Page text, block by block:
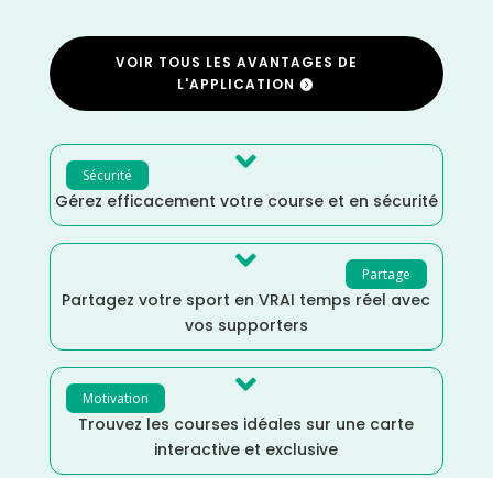
VOIR TOUS LES AVANTAGES DE
L'APPLICATION
Sécurité 
Gérez efficacement votre course et en sécurité
Partage

Partagez votre sport en VRAI temps réel avec
vos supporters
Motivation 
Trouvez les courses idéales sur une carte
interactive et exclusive